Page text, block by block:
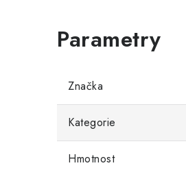
Značka
Kategorie
Hmotnost